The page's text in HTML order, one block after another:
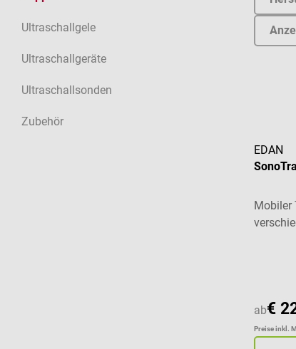
Ultraschallgele
Ultraschallgeräte
Ultraschallsonden
Zubehör
EDAN
Mobiler
ab€
Preise inkl.